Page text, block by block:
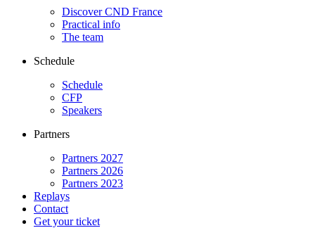
Discover CND France
Practical info
The team
Schedule
Schedule
CFP
Speakers
Partners
Partners 2027
Partners 2026
Partners 2023
Replays
Contact
Get your ticket